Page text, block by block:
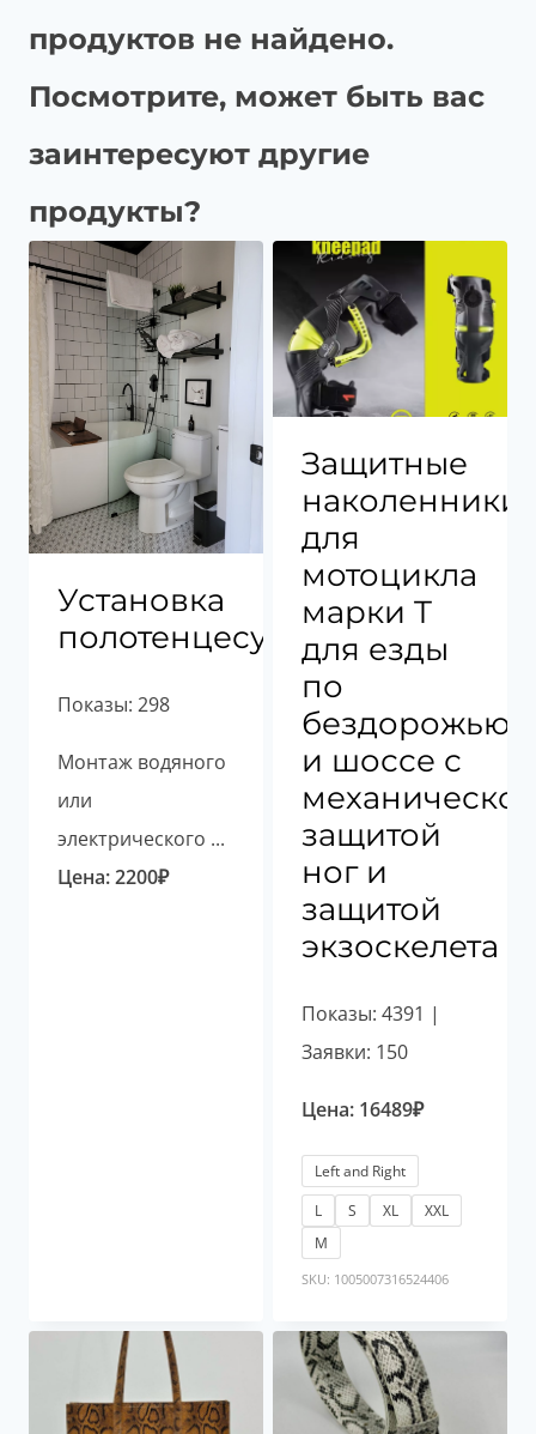
продуктов не найдено.
Посмотрите, может быть вас
заинтересуют другие
продукты?
Установка
полотенцесушителя
Показы: 298
Монтаж водяного
или
электрического ...
Цена:2200₽
Защитные
наколенники
для
мотоцикла
марки T
для езды
по
бездорожью
и шоссе с
защитой
ног и
защитой
экзоскелета
Показы: 4391 |
Заявки: 150
Цена: 16489₽
Left and Right
L
S XL
XXL
М
SKU: 1005007316524406